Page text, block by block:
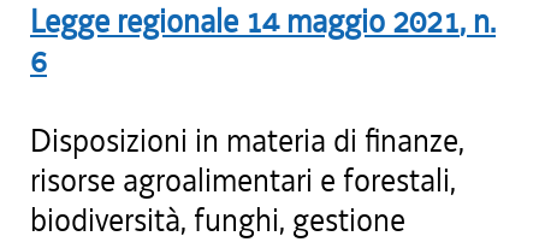
Legge regionale 14 maggio 2021, n.
6
Disposizioni in materia di finanze,
risorse agroalimentari e forestali,
biodiversità, funghi, gestione